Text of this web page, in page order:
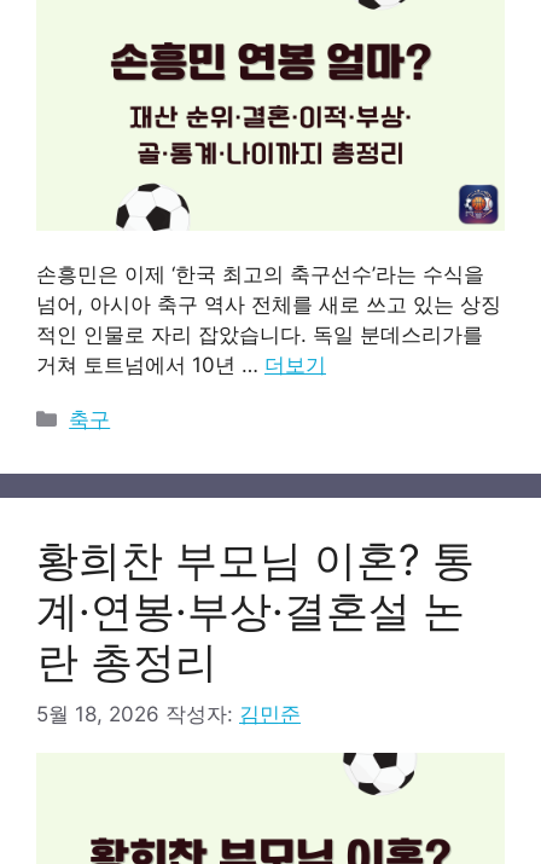
손흥민은 이제 ‘한국 최고의 축구선수’라는 수식을
넘어, 아시아 축구 역사 전체를 새로 쓰고 있는 상징
적인 인물로 자리 잡았습니다. 독일 분데스리가를
거쳐 토트넘에서 10년 … 더보기
카
고
리
축구
황희찬 부모님 이혼? 통
계·연봉·부상·결혼설 논
란 총정리
5월 18, 2026 작성자: 김민준